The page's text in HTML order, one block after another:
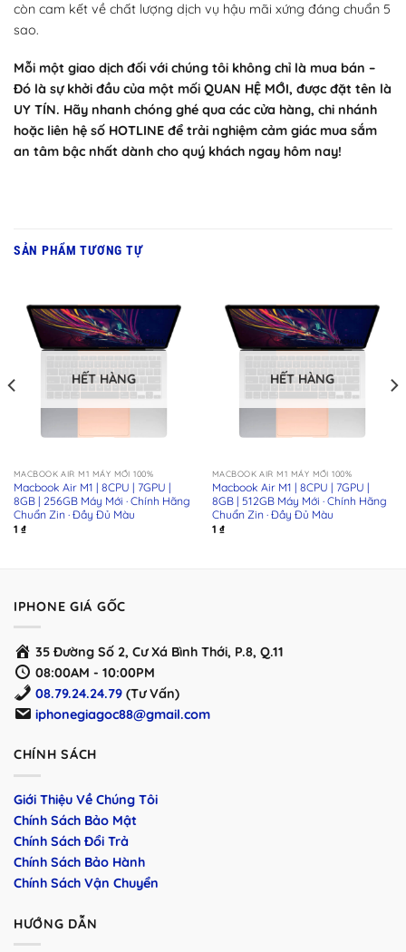
còn cam kết về chất lượng dịch vụ hậu mãi xứng đáng chuẩn 5
sao.
Mỗi một giao dịch đối với chúng tôi không chỉ là mua bán –
Đó là sự khởi đầu của một mối QUAN HỆ MỚI, được đặt tên là
UY TÍN. Hãy nhanh chóng ghé qua các cửa hàng, chi nhánh
hoặc liên hệ số HOTLINE để trải nghiệm cảm giác mua sắm
an tâm bậc nhất dành cho quý khách ngay hôm nay!
SẢN PHẨM TƯƠNG TỰ
HẾT HÀNG
MACBOOK AIR M1 MÁY MỚI 100%
Macbook Air M1 | 8CPU | 7GPU |
8GB | 256GB Máy Mới · Chính Hãng
Chuẩn Zin · Đầy Đủ Màu
1 ₫
HẾT HÀNG
MACBOOK AIR M1 MÁY MỚI 100%
Macbook Air M1 | 8CPU | 7GPU |
8GB | 512GB Máy Mới · Chính Hãng
Chuẩn Zin · Đầy Đủ Màu
1 ₫
IPHONE GIÁ GỐC
35 Đường Số 2, Cư Xá Bình Thới, P.8, Q.11
08:00AM - 10:00PM
08.79.24.24.79 (Tư Vấn)
iphonegiagoc88@gmail.com
CHÍNH SÁCH
Giới Thiệu Về Chúng Tôi
Chính Sách Bảo Mật
Chính Sách Đổi Trả
Chính Sách Bảo Hành
Chính Sách Vận Chuyển
HƯỚNG DẪN